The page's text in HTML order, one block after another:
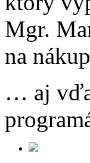
Mgr.
na
… aj